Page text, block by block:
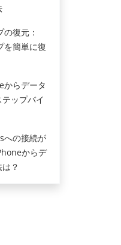
復元：
を簡単に復
からデータ
ップバイ
への接続が
からデ
？